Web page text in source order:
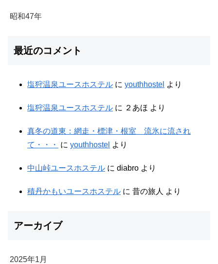
昭和47年
最近のコメント
塩狩温泉ユースホステル に youthhostel より
塩狩温泉ユースホステル に ２あほ より
真冬の道東：網走・標津・根室 流氷に流され
て・・・
に youthhostel より
中山峠ユースホステル に diabro より
積丹かもいユースホステル に 昔の旅人 より
アーカイブ
2025年1月